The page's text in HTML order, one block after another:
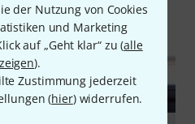
der Nutzung von Cookies
und Marketing
auf „Geht klar“ zu (alle
).
Zustimmung jederzeit
(hier) widerrufen.